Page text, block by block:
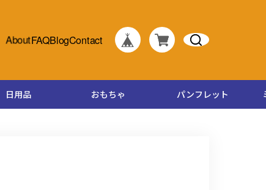
AboutFAQBlogContact
日用品 おもちゃ パンフレット